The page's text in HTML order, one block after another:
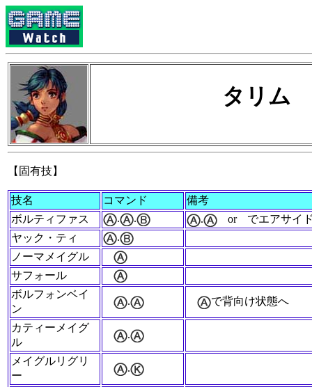
タリム
【固有技】
技名 コマンド
備考
ボルティファス
. . . or
でエアサイ
ヤック・ティ
.
ノーマメイグル
サフォール
ボルフォンベイ
ン
. で背向け状態へ
カティーメイグ
ル
.
メイグルリグリ
ー
.